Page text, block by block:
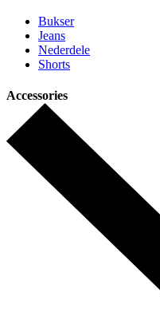
Bukser
Jeans
Nederdele
Shorts
Accessories